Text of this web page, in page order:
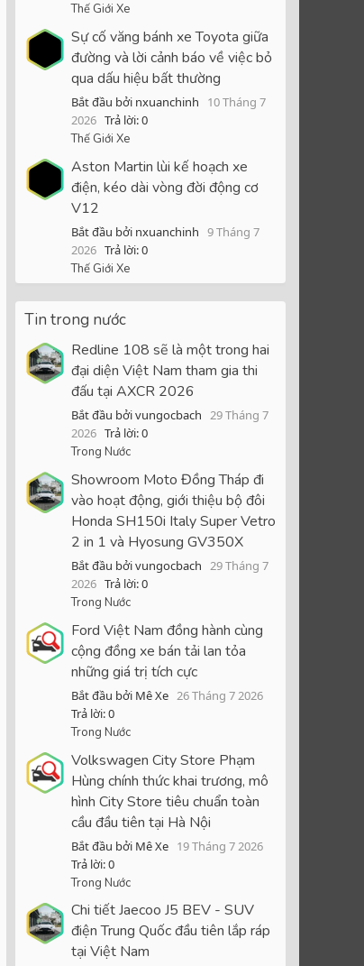
Thế Giới Xe
Sự cố văng bánh xe Toyota giữa
đường và lời cảnh báo về việc bỏ
qua dấu hiệu bất thường
Bắt đầu bởi nxuanchinh
10 Tháng 7
2026 Trả lời: 0
Thế Giới Xe
Aston Martin lùi kế hoạch xe
điện, kéo dài vòng đời động cơ
V12
Bắt đầu bởi nxuanchinh 9 Tháng 7
2026 Trả lời: 0
Thế Giới Xe
Tin trong nước
Redline 108 sẽ là một trong hai
đại diện Việt Nam tham gia thi
đấu tại AXCR 2026
Bắt đầu bởi vungocbach 29 Tháng 7
2026 Trả lời: 0
Trong Nước
Showroom Moto Đồng Tháp đi
vào hoạt động, giới thiệu bộ đôi
Honda SH150i Italy Super Vetro
2 in 1 và Hyosung GV350X
Bắt đầu bởi vungocbach 29 Tháng 7
2026 Trả lời: 0
Trong Nước
Ford Việt Nam đồng hành cùng
cộng đồng xe bán tải lan tỏa
những giá trị tích cực
Bắt đầu bởi Mê Xe 26 Tháng 7 2026
Trả lời: 0
Trong Nước
Volkswagen City Store Phạm
Hùng chính thức khai trương, mô
hình City Store tiêu chuẩn toàn
cầu đầu tiên tại Hà Nội
Bắt đầu bởi Mê Xe 19 Tháng 7 2026
Trả lời: 0
Trong Nước
Chi tiết Jaecoo J5 BEV - SUV
điện Trung Quốc đầu tiên lắp ráp
tại Việt Nam